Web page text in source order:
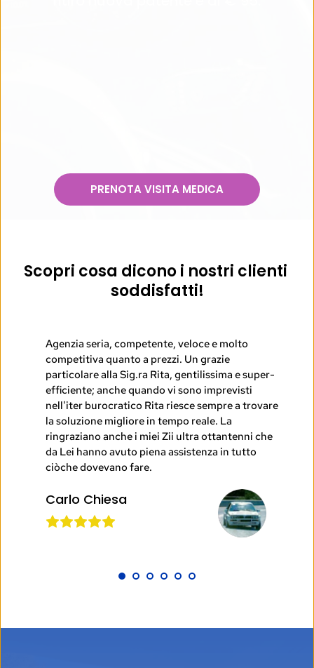
PRENOTA VISITA MEDICA
Scopri cosa dicono i nostri clienti
soddisfatti!
e super-
a trovare
che
in tutto
Bravi, veloci e affidabili! Prezzi onesti.
e gentilissima Rita che mi ha aiutato con la
pratica per il cambio di intestazione della
macchina. Consigliato!!
Antoinette
Turkie